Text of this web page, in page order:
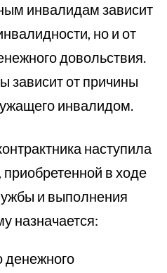
инвалидам зависит
но и от
довольствия.
зависит от причины
инвалидом.
наступила
в ходе
и выполнения
назначается:
денежного